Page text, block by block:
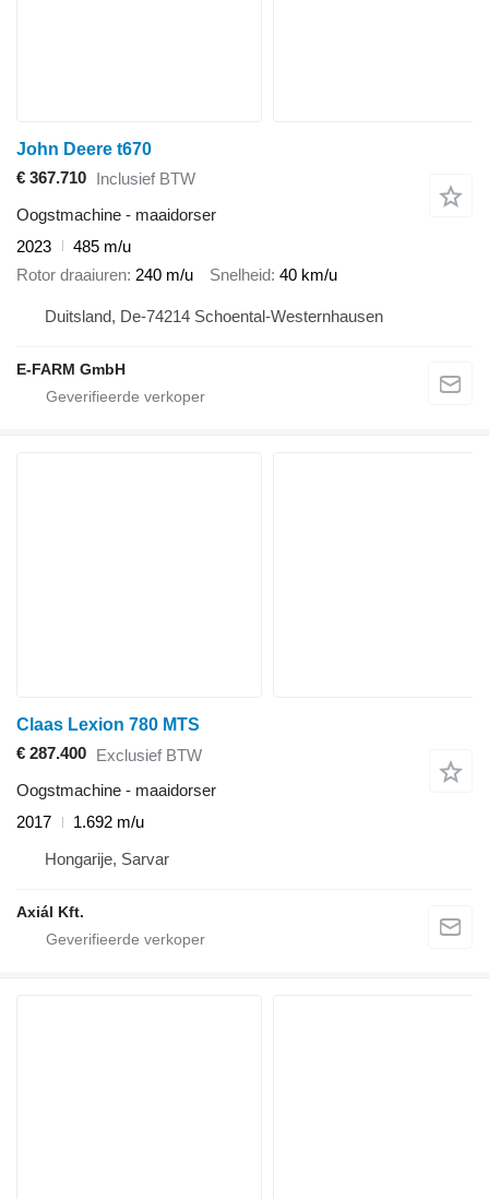
John Deere t670
€ 367.710
Inclusief BTW
Oogstmachine - maaidorser
2023
485 m/u
Rotor draaiuren 240 m/u Snelheid 40 km/u
Duitsland, De-74214 Schoental-Westernhausen
E-FARM GmbH
Claas Lexion 780 MTS
€ 287.400 Exclusief BTW
Oogstmachine - maaidorser
2017
1.692 m/u
Hongarije, Sarvar
Axiál Kft.